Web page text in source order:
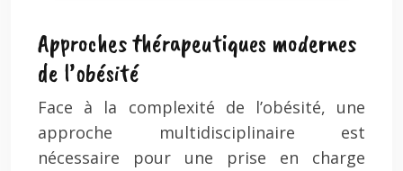
Approches thérapeutiques modernes
de l’obésité
Face à la complexité de l’obésité, une
approche multidisciplinaire est
nécessaire pour une prise en charge